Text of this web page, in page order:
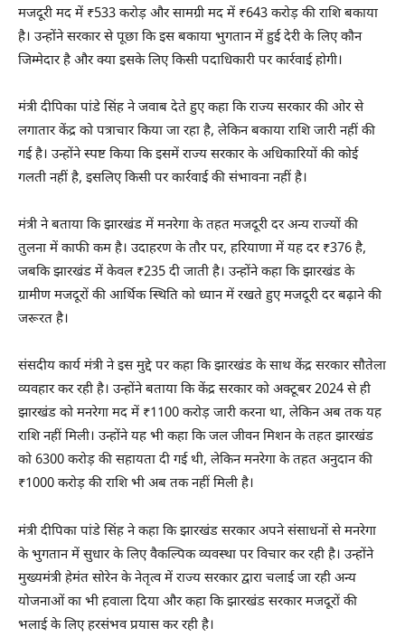
मजदूरी मद में ₹533 करोड़ और सामग्री मद में ₹643 करोड़ की राशि बकाया
है। उन्होंने सरकार से पूछा कि इस बकाया भुगतान में हुई देरी के लिए कौन
जिम्मेदार है और क्या इसके लिए किसी पदाधिकारी पर कार्रवाई होगी।
मंत्री दीपिका पांडे सिंह ने जवाब देते हुए कहा कि राज्य सरकार की ओर से
लगातार केंद्र को पत्राचार किया जा रहा है, लेकिन बकाया राशि जारी नहीं की
गई है। उन्होंने स्पष्ट किया कि इसमें राज्य सरकार के अधिकारियों की कोई
गलती नहीं है, इसलिए किसी पर कार्रवाई की संभावना नहीं है।
मंत्री ने बताया कि झारखंड में मनरेगा के तहत मजदूरी दर अन्य राज्यों की
तुलना में काफी कम है। उदाहरण के तौर पर, हरियाणा में यह दर ₹376 है,
जबकि झारखंड में केवल ₹235 दी जाती है। उन्होंने कहा कि झारखंड के
ग्रामीण मजदूरों की आर्थिक स्थिति को ध्यान में रखते हुए मजदूरी दर बढ़ाने की
जरूरत है।
संसदीय कार्य मंत्री ने इस मुद्दे पर कहा कि झारखंड के साथ केंद्र सरकार सौतेला
व्यवहार कर रही है। उन्होंने बताया कि केंद्र सरकार को अक्टूबर 2024 से ही
झारखंड को मनरेगा मद में ₹1100 करोड़ जारी करना था, लेकिन अब तक यह
राशि नहीं मिली। उन्होंने यह भी कहा कि जल जीवन मिशन के तहत झारखंड
को 6300 करोड़ की सहायता दी गई थी, लेकिन मनरेगा के तहत अनुदान की
₹1000 करोड़ की राशि भी अब तक नहीं मिली है।
मंत्री दीपिका पांडे सिंह ने कहा कि झारखंड सरकार अपने संसाधनों से मनरेगा
के भुगतान में सुधार के लिए वैकल्पिक व्यवस्था पर विचार कर रही है। उन्होंने
मुख्यमंत्री हेमंत सोरेन के नेतृत्व में राज्य सरकार द्वारा चलाई जा रही अन्य
योजनाओं का भी हवाला दिया और कहा कि झारखंड सरकार मजदूरों की
भलाई के लिए हरसंभव प्रयास कर रही है।